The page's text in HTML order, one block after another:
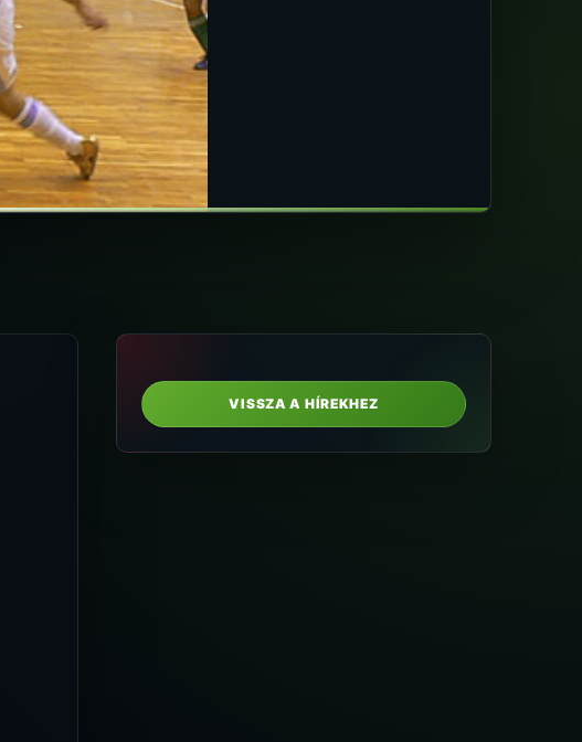
VISSZA A HÍREKHEZ